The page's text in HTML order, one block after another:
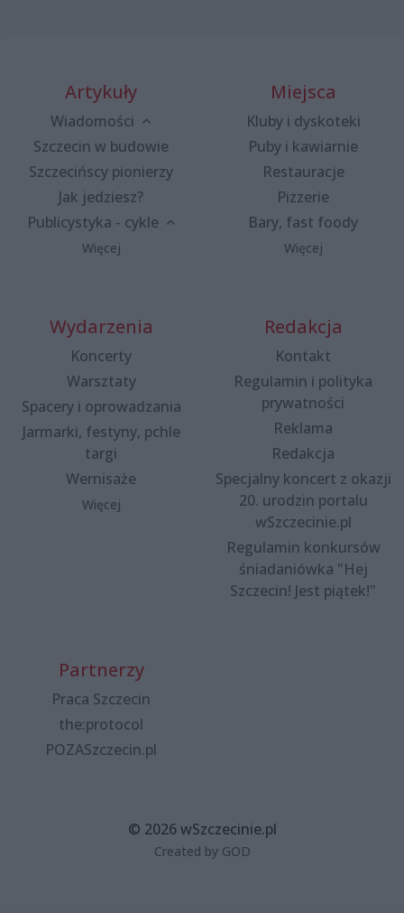
Artykuły
Wiadomości
Szczecin w budowie
Szczecińscy pionierzy
Jak jedziesz?
Publicystyka - cykle
Więcej
Miejsca
Kluby i dyskoteki
Puby i kawiarnie
Restauracje
Pizzerie
Bary, fast foody
Więcej
Wydarzenia
Koncerty
Warsztaty
Spacery i oprowadzania
Jarmarki, festyny, pchle
targi
Wernisaże
Więcej
Redakcja
Kontakt
Regulamin i polityka
prywatności
Reklama
Redakcja
Specjalny koncert z okazji
20. urodzin portalu
wSzczecinie.pl
Regulamin konkursów
śniadaniówka "Hej
Szczecin! Jest piątek!"
Partnerzy
Praca Szczecin
the:protocol
POZASzczecin.pl
© 2026 wSzczecinie.pl
Created by GOD